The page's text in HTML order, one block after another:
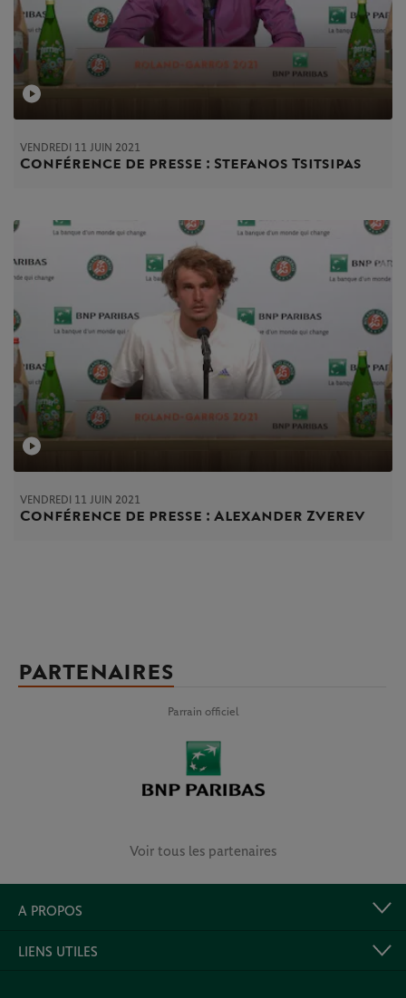
VENDREDI 11 JUIN 2021
Conférence de presse : Stefanos Tsitsipas
VENDREDI 11 JUIN 2021
Conférence de presse : Alexander Zverev
PARTENAIRES
Parrain officiel
Voir tous les partenaires
A PROPOS
LIENS UTILES